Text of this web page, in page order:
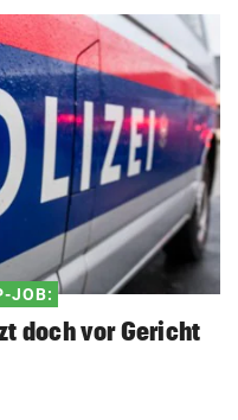
JOB:
doch vor Gericht